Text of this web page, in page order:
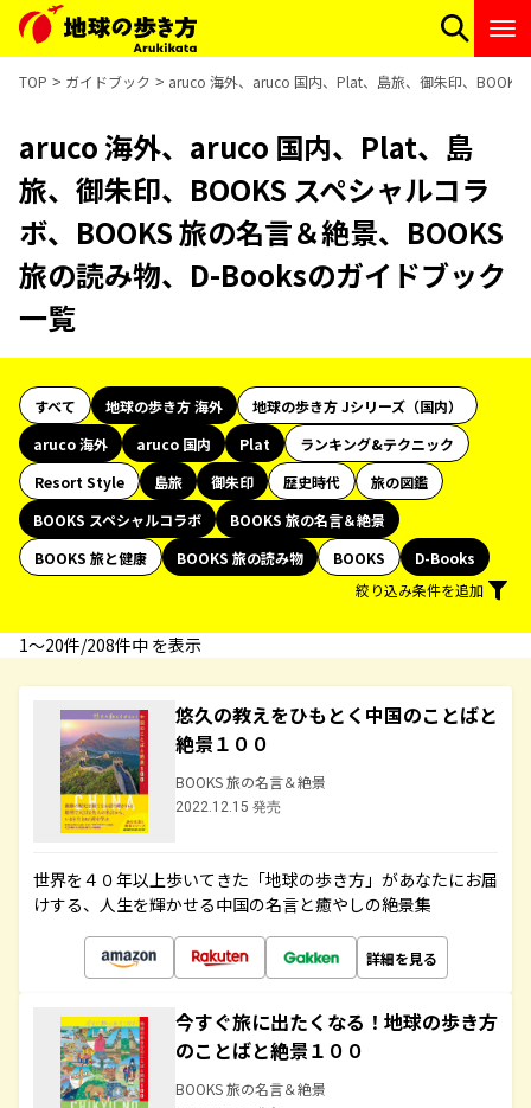
TOP ガイドブック aruco 海外、aruco 国内、Plat、島旅、御朱印、
aruco 海外、aruco 国内、Plat、島
旅、御朱印、BOOKS スペシャルコラ
ボ、BOOKS 旅の名言＆絶景、BOOKS
旅の読み物、D-Booksのガイドブック
一覧
すべて 地球の歩き方 海外
地球の歩き方 Jシリーズ（国内）
aruco 海外
aruco 国内 Plat
ランキング&テクニック
Resort Style
島旅 御朱印 歴史時代
旅の図鑑
BOOKS スペシャルコラボ
BOOKS 旅の名言＆絶景
BOOKS 旅と健康
BOOKS 旅の読み物 BOOKS
D-Books
絞り込み条件を追加
1〜20件/208件中 を表示
悠久の教えをひもとく中国のことばと
絶景１００
BOOKS 旅の名言＆絶景
2022.12.15 発売
世界を４０年以上歩いてきた「地球の歩き方」があなたにお届
けする、人生を輝かせる中国の名言と癒やしの絶景集
詳細を見る
今すぐ旅に出たくなる！地球の歩き方
のことばと絶景１００
BOOKS 旅の名言＆絶景